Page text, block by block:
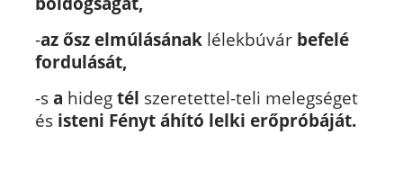
-az ősz elmúlásánaklélekbúvár befelé
fordulását,
-s a hideg tél szeretettel-teli melegséget
és isteni Fényt áhító lelki erőpróbáját.